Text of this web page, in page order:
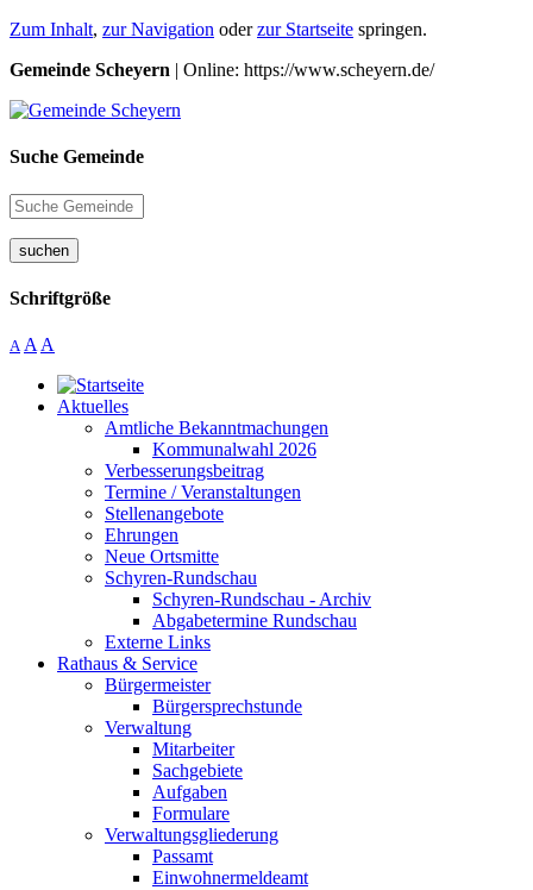
Zum Inhalt, zur Navigation oderzur Startseite springen.
Gemeinde Scheyern | Online: https://www.scheyern.de/
Suche Gemeinde
suchen
Schriftgröße
A A A
Aktuelles
Amtliche Bekanntmachungen
Kommunalwahl 2026
Verbesserungsbeitrag
Termine / Veranstaltungen
Stellenangebote
Ehrungen
Neue Ortsmitte
Schyren-Rundschau
Schyren-Rundschau - Archiv
Abgabetermine Rundschau
Externe Links
Rathaus & Service
Bürgermeister
Bürgersprechstunde
Verwaltung
Mitarbeiter
Sachgebiete
Aufgaben
Formulare
Verwaltungsgliederung
Passamt
Einwohnermeldeamt